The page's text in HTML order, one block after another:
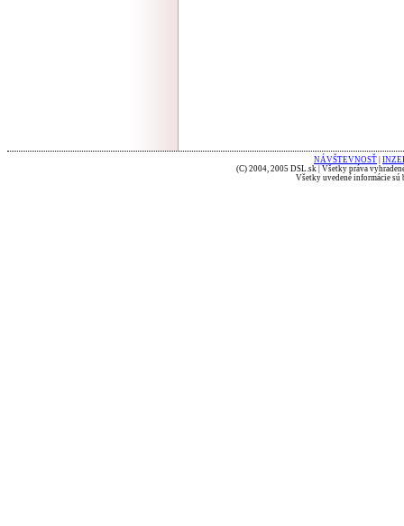
NÁVŠTEVNOSŤ
(C) 2004, 2005 DSL.sk | Všetky práva
Všetky uvedené informácie sú